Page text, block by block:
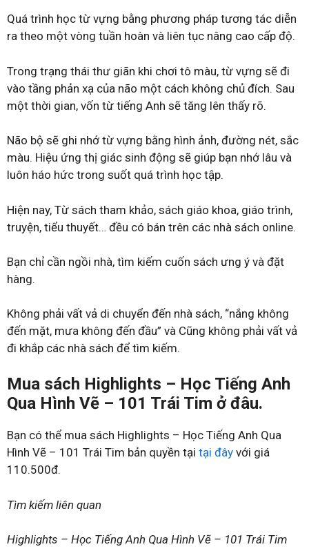
Quá trình học từ vựng bằng phương pháp tương tác diễn
ra theo một vòng tuần hoàn và liên tục nâng cao cấp độ.
Trong trạng thái thư giãn khi chơi tô màu, từ vựng sẽ đi
vào tầng phản xạ của não một cách không chủ đích. Sau
một thời gian, vốn từ tiếng Anh sẽ tăng lên thấy rõ.
Não bộ sẽ ghi nhớ từ vựng bằng hình ảnh, đường nét, sắc
màu. Hiệu ứng thị giác sinh động sẽ giúp bạn nhớ lâu và
luôn háo hức trong suốt quá trình học tập.
Hiện nay, Từ sách tham khảo, sách giáo khoa, giáo trình,
truyện, tiểu thuyết… đều có bán trên các nhà sách online.
Bạn chỉ cần ngồi nhà, tìm kiếm cuốn sách ưng ý và đặt
hàng.
Không phải vất vả di chuyển đến nhà sách, “nắng không
đến mặt, mưa không đến đầu” và Cũng không phải vất vả
đi khắp các nhà sách để tìm kiếm.
Mua sách Highlights – Học Tiếng Anh
Qua Hình Vẽ – 101 Trái Tim ở đâu.
Bạn có thể mua sách Highlights – Học Tiếng Anh Qua
Hình Vẽ – 101 Trái Tim bản quyền tại tại đây với giá
110.500đ.
Tìm kiếm liên quan
Highlights – Học Tiếng Anh Qua Hình Vẽ – 101 Trái Tim